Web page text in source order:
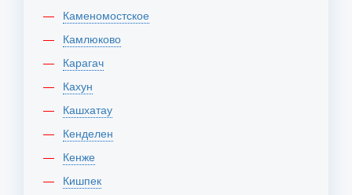
Каменомостское
Камлюково
Карагач
Кахун
Кашхатау
Кенделен
Кенже
Кишпек